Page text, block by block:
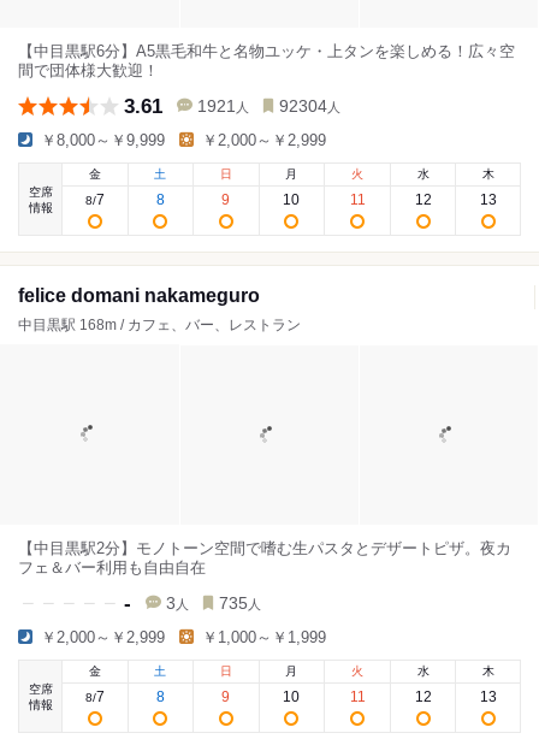
【中目黒駅6分】A5黒毛和牛と名物ユッケ・上タンを楽しめる！広々空
間で団体様大歓迎！
3.61 1921 人 92304 人
￥8,000～￥9,999 ￥2,000～￥2,999
空席
情報
金
8/7
土
8
日
9
月
10
火
11
水
12
木
13
felice domani nakameguro
中目黒駅 168m / カフェ、バー、レストラン
【中目黒駅2分】モノトーン空間で嗜む生パスタとデザートピザ。夜カ
フェ＆バー利用も自由自在
- 3 人 735 人
￥2,000～￥2,999 ￥1,000～￥1,999
空席
情報
金
8/7
土
8
日
9
月
10
火
11
水
12
木
13